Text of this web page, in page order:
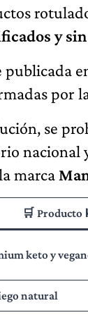
y
publicada
por
se
nacional
marca
🛒 Producto
keto y
natural